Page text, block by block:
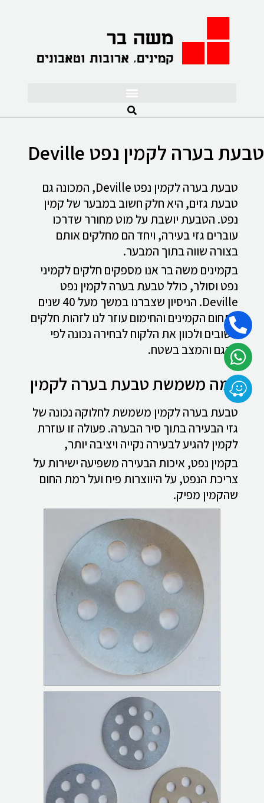
טבעת בערה לקמין נפט Deville
טבעת בערה לקמין נפט Deville, המכונה גם
טבעת גזים, היא חלק חשוב במבער של קמין
נפט. הטבעת יושבת על מוט מחורר שדרכו
עוברים גזי בעירה, ויחד הם מחלקים אותם
בצורה שווה בתוך המבער.
בקמינים משה בר אנו מספקים חלקים לקמיני
נפט וסולר, כולל טבעת בערה לקמין נפט
Deville. הניסיון שצברנו במשך מעל 40 שנים
בתחום הקמינים והחימום עוזר לנו לזהות חלקים
חשובים ולכוון את הלקוח לבחירה נכונה לפי
הדגם והמצב בשטח.
למה משמשת טבעת בערה לקמין
טבעת בערה לקמין משמשת לחלוקה נכונה של
גזי הבעירה בתוך סיר הבערה. פעולה זו עוזרת
לקמין להגיע לבעירה נקייה ויציבה יותר,
בקמין נפט, איכות הבעירה משפיעה ישירות על
צריכת הנפט, על היווצרות פיח ועל רמת החום
שהקמין מפיק.